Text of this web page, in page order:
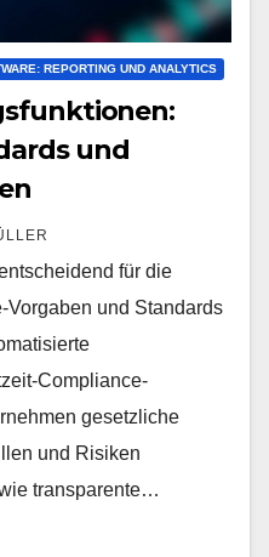
REPORTING UND ANALYTICS
und
für die
und Standards
Compliance-
gesetzliche
und Risiken
transparente…